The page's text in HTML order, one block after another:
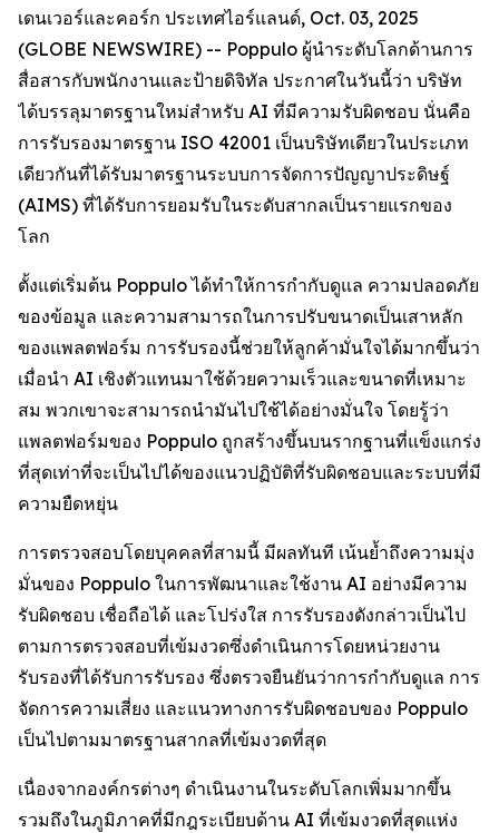
เดนเวอร์และคอร์ก ประเทศไอร์แลนด์, Oct. 03, 2025
(GLOBE NEWSWIRE) -- Poppulo ผู้นำระดับโลกด้านการ
สื่อสารกับพนักงานและป้ายดิจิทัล ประกาศในวันนี้ว่า บริษัท
ได้บรรลุมาตรฐานใหม่สำหรับ AI ที่มีความรับผิดชอบ นั่นคือ
การรับรองมาตรฐาน ISO 42001 เป็นบริษัทเดียวในประเภท
เดียวกันที่ได้รับมาตรฐานระบบการจัดการปัญญาประดิษฐ์
(AIMS) ที่ได้รับการยอมรับในระดับสากลเป็นรายแรกของ
โลก
ตั้งแต่เริ่มต้น Poppulo ได้ทำให้การกำกับดูแล ความปลอดภัย
ของข้อมูล และความสามารถในการปรับขนาดเป็นเสาหลัก
ของแพลตฟอร์ม การรับรองนี้ช่วยให้ลูกค้ามั่นใจได้มากขึ้นว่า
เมื่อนำ AI เชิงตัวแทนมาใช้ด้วยความเร็วและขนาดที่เหมาะ
สม พวกเขาจะสามารถนำมันไปใช้ได้อย่างมั่นใจ โดยรู้ว่า
แพลตฟอร์มของ Poppulo ถูกสร้างขึ้นบนรากฐานที่แข็งแกร่ง
ที่สุดเท่าที่จะเป็นไปได้ของแนวปฏิบัติที่รับผิดชอบและระบบที่มี
ความยืดหยุ่น
การตรวจสอบโดยบุคคลที่สามนี้ มีผลทันที เน้นย้ำถึงความมุ่ง
มั่นของ Poppulo ในการพัฒนาและใช้งาน AI อย่างมีความ
รับผิดชอบ เชื่อถือได้ และโปร่งใส การรับรองดังกล่าวเป็นไป
ตามการตรวจสอบที่เข้มงวดซึ่งดำเนินการโดยหน่วยงาน
รับรองที่ได้รับการรับรอง ซึ่งตรวจยืนยันว่าการกำกับดูแล การ
จัดการความเสี่ยง และแนวทางการรับผิดชอบของ Poppulo
เป็นไปตามมาตรฐานสากลที่เข้มงวดที่สุด
เนื่องจากองค์กรต่างๆ ดำเนินงานในระดับโลกเพิ่มมากขึ้น
รวมถึงในภูมิภาคที่มีกฎระเบียบด้าน AI ที่เข้มงวดที่สุดแห่ง